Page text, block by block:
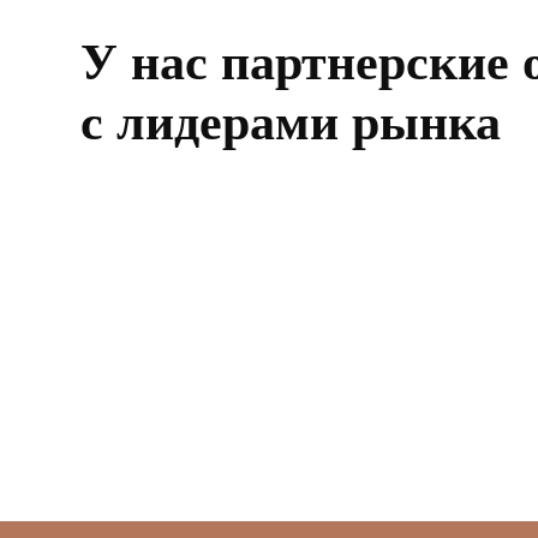
У нас партнерские
с лидерами рынка